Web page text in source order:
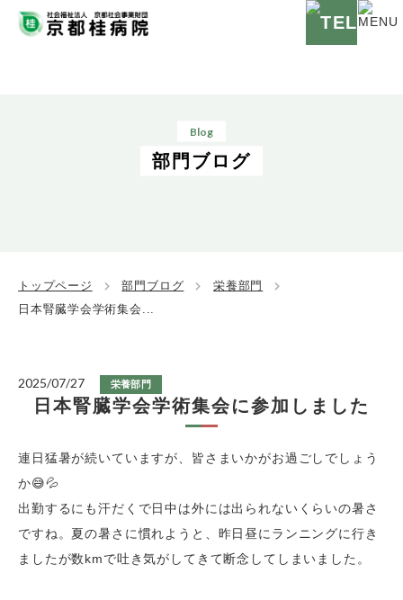
Blog
部門ブログ
トップページ 部門ブログ
栄養部門
日本腎臓学会学術集会...
2025/07/27 栄養部門
日本腎臓学会学術集会に参加しました
連日猛暑が続いていますが、皆さまいかがお過ごしでしょう
か😅💦
出勤するにも汗だくで日中は外には出られないくらいの暑さ
ですね。夏の暑さに慣れようと、昨日昼にランニングに行き
ましたが数kmで吐き気がしてきて断念してしまいました。